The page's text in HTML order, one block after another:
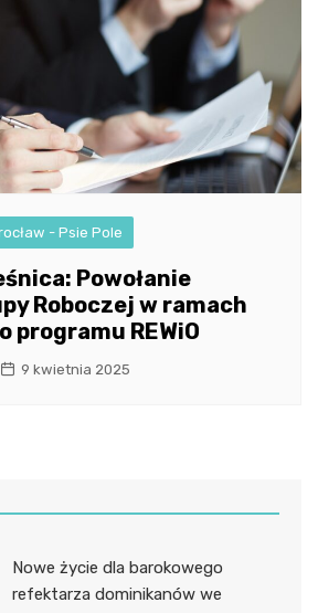
- Psie Pole
Powołanie
Roboczej w ramach
programu REWiO
9 kwietnia 2025
Nowe życie dla barokowego
refektarza dominikanów we